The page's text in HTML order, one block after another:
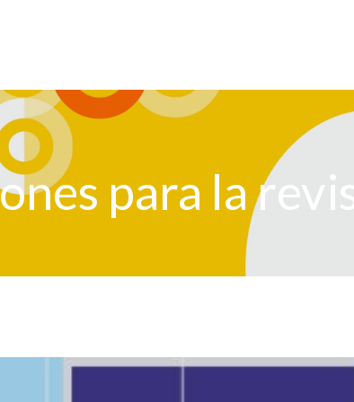
para la